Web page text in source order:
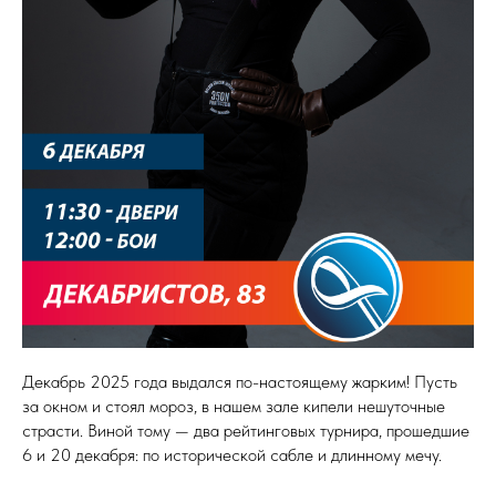
Декабрь 2025 года выдался по-настоящему жарким! Пусть
за окном и стоял мороз, в нашем зале кипели нешуточные
страсти. Виной тому — два рейтинговых турнира, прошедшие
6 и 20 декабря: по исторической сабле и длинному мечу.